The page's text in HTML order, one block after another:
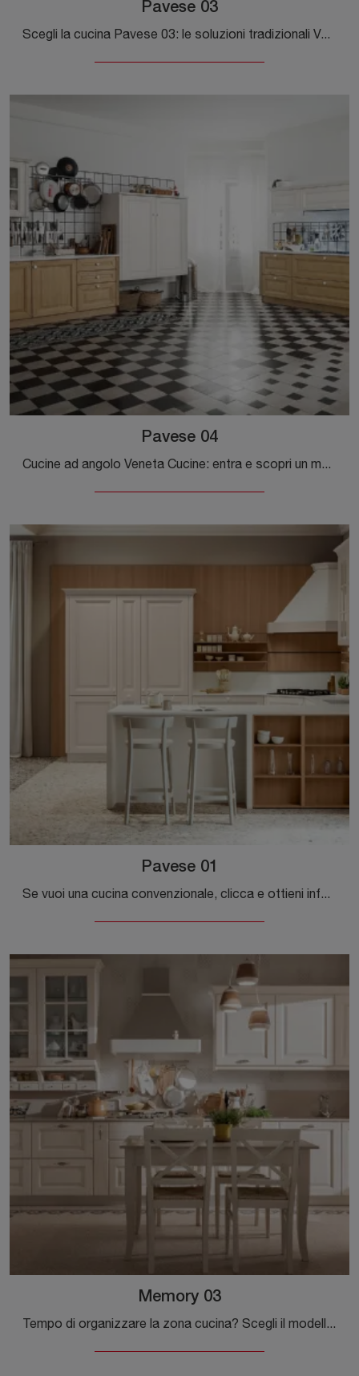
Pavese 03
Scegli la cucina Pavese 03: le soluzioni tradizionali Veneta Cucine in legno sono sinonimo di qualità, stile e design.
Pavese 04
Cucine ad angolo Veneta Cucine: entra e scopri un mondo di stile e design! La cucina convenzionale Pavese 04 ti attende.
Pavese 01
Se vuoi una cucina convenzionale, clicca e ottieni informazioni sul modello Pavese 01 Veneta Cucine.
Memory 03
Tempo di organizzare la zona cucina? Scegli il modello Memory 03 Veneta Cucine tra le nostre Cucine Classiche ad angolo.